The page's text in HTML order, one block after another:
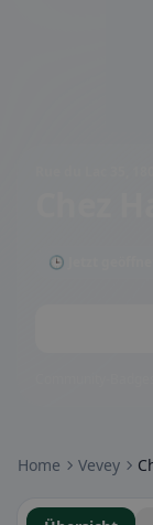
🕒 Jetzt geöffnet
Home Vevey